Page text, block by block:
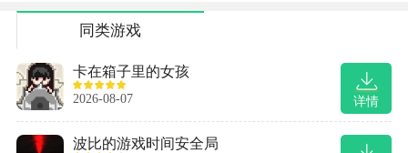
同类游戏
详情
卡在箱子里的女孩
2026-08-07
波比的游戏时间安全局